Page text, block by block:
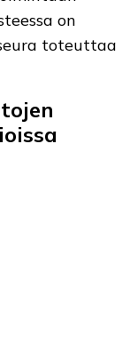
on
toteuttaa